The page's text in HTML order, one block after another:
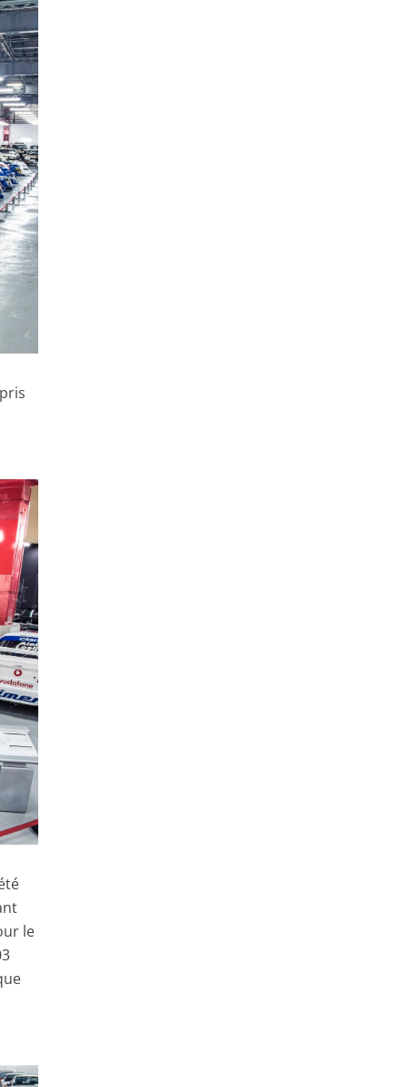
le